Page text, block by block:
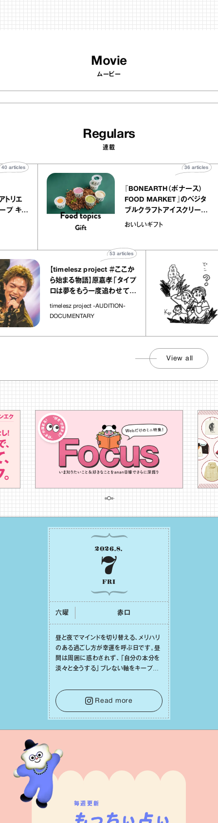
Movie
ムービー
Regulars
連載
リー アトリエ
ルクレープ キャ
40 articles
『BONEARTH（ボナース
FOOD MARKET』のベ
ブルクラフトアイスクリ
｜真野知子の「おいし
おいしいギフト
36
【timelesz project ＃ここか
ら始まる物語】原嘉孝「タイプ
ロは夢をもう一度追わせてく
れた場所」
timelesz project -AUDITION-
DOCUMENTARY
articles
View all
2026.8.
7
FRI
六曜 ⾚⼝
昼と夜でマインドを切り替える、メリハリ
のある過ごし⽅が幸運を呼ぶ⽇です。昼
間は周囲に惑わされず、「⾃分の本分を
淡々と全うする」ブレない軸をキープし
⾔葉に流されないよう、⼼にしっかりブ
レーキをかけること。この意識の切り替
えが、あなたに確かな安⼼感をもたらす
はずです。
Read more
毎週更新